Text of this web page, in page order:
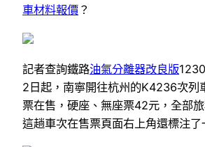
車材料報價 ？
記者查詢鐵路油氣分離器改良版
2日起，南寧開往杭州的K4236次列
票在售，硬座、無座票42元，全部
這趟車次在售票頁面右上角還標注了